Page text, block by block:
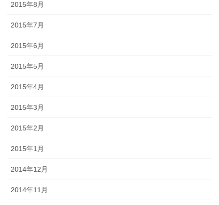
2015年8月
2015年7月
2015年6月
2015年5月
2015年4月
2015年3月
2015年2月
2015年1月
2014年12月
2014年11月